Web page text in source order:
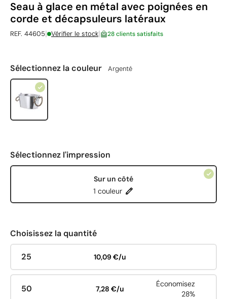
Seau à glace en métal avec poignées en
corde et décapsuleurs latéraux
REF. 44605| Vérifier le stock| 28 clients satisfaits
Sélectionnez la couleur Argenté
Sélectionnez l'impression
Sur un côté
1 couleur
Choisissez la quantité
25 10,09 €/u
50 7,28 €/u
Économisez
28%